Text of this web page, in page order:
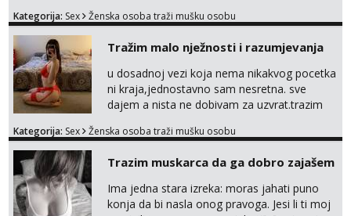
Kategorija: Sex Ženska osoba traži mušku osobu
Tražim malo nježnosti i razumjevanja
u dosadnoj vezi koja nema nikakvog pocetka
ni kraja,jednostavno sam nesretna. sve
dajem a nista ne dobivam za uzvrat.trazim
trazim puno samo malo njeznosti i
poljupce po tijelu koji me jako
pale,obozavam kad muskarac preuzme
kontrolu . javi se :) Klikni na link ispod i nadji
Kategorija: Sex Ženska osoba traži mušku osobu
Trazim muskarca da ga dobro zajašem
Ima jedna stara izreka: moras jahati puno
konja da bi nasla onog pravoga. Jesi li ti moj